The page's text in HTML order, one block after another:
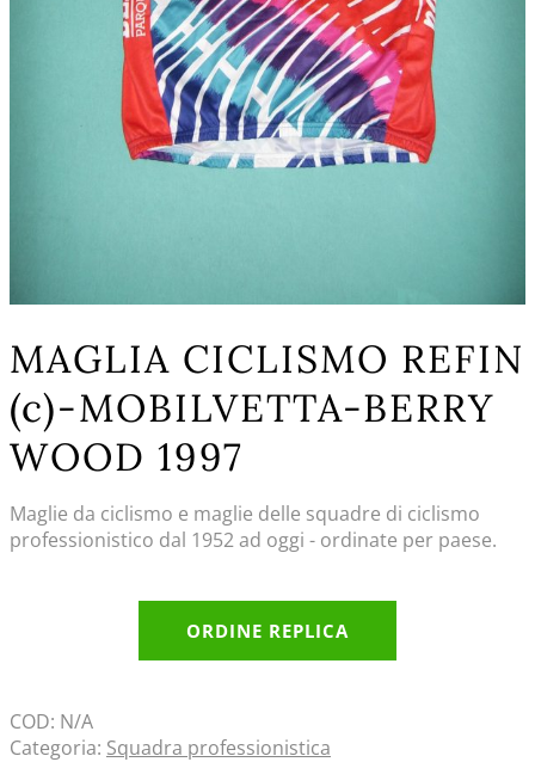
MAGLIA CICLISMO REFIN
(c)-MOBILVETTA-BERRY
WOOD 1997
Maglie da ciclismo e maglie delle squadre di ciclismo
professionistico dal 1952 ad oggi - ordinate per paese.
ORDINE REPLICA
COD: N/A
Categoria: Squadra professionistica